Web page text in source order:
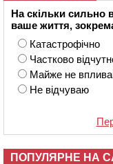
На скільки сильно
ваше життя,
Катастрофічно
Частково
Майже не
Не відчуваю
ПОПУЛЯРНЕ НА